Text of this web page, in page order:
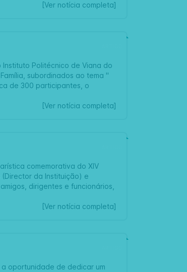
[Ver notícia completa]
Politécnico de Viana do
subordinados ao tema "
de 300 participantes, o
[Ver notícia completa]
comemorativa do XIV
da Instituição) e
dirigentes e funcionários,
[Ver notícia completa]
oportunidade de dedicar um